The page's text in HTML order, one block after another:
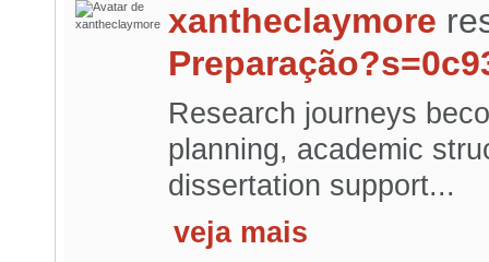
xantheclaymore
Research journeys
planning, academic
dissertation support...
veja mais